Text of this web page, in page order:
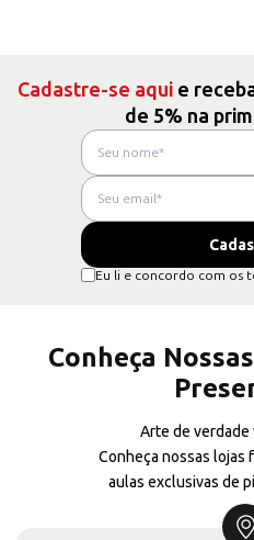
Cadastre-se aqui e
de 5% na
Eu li e concordo com os
Conheça
Arte de verdade
Conheça nossas lojas
aulas exclusivas de